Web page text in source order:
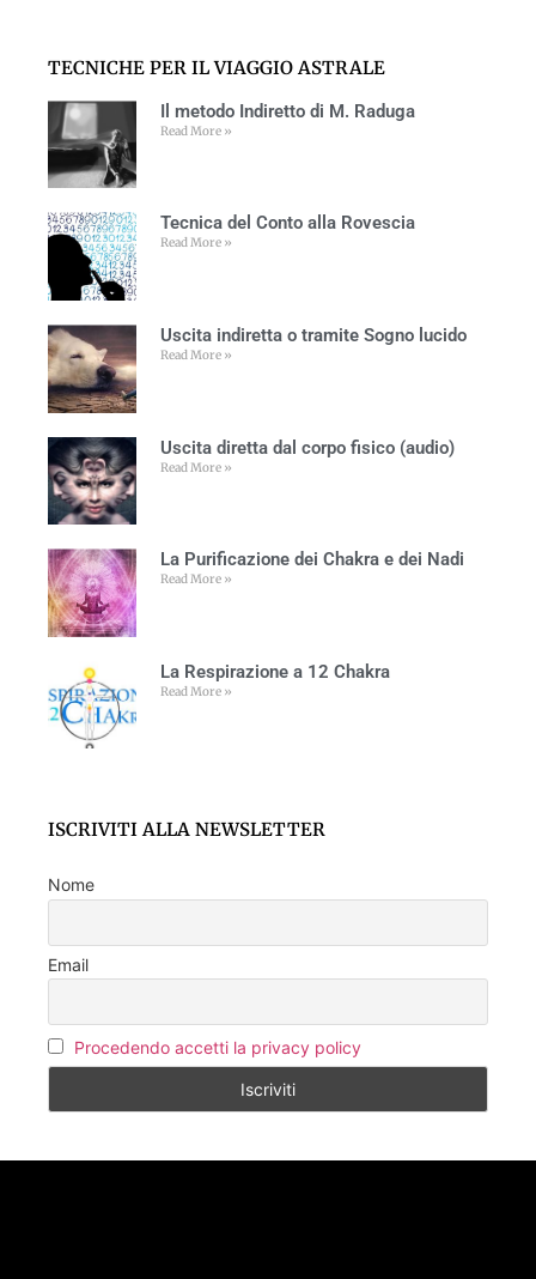
TECNICHE PER IL VIAGGIO ASTRALE
Il metodo Indiretto di M. Raduga
Read More »
Tecnica del Conto alla Rovescia
Read More »
Uscita indiretta o tramite Sogno lucido
Read More »
Uscita diretta dal corpo fisico (audio)
Read More »
La Purificazione dei Chakra e dei Nadi
Read More »
La Respirazione a 12 Chakra
Read More »
ISCRIVITI ALLA NEWSLETTER
Nome
Email
Procedendo accetti la privacy policy